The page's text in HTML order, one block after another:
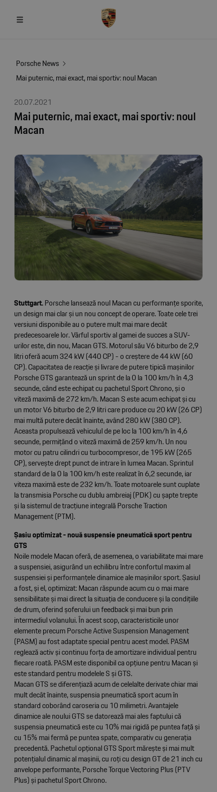
Porsche News
Mai puternic, mai exact, mai sportiv: noul Macan
20.07.2021
Mai puternic, mai exact, mai sportiv: noul
Macan
Stuttgart.Porsche lansează noul Macan cu performanțe sporite,
un design mai clar și un nou concept de operare. Toate cele trei
versiuni disponibile au o putere mult mai mare decât
predecesoarele lor. Vârful sportiv al gamei de succes a SUV-
urilor este, din nou, Macan GTS. Motorul său V6 biturbo de 2,9
litri oferă acum 324 kW (440 CP) - o creștere de 44 kW (60
CP). Capacitatea de reacție și livrare de putere tipică mașinilor
Porsche GTS garantează un sprint de la 0 la 100 km/h în 4,3
secunde, când este echipat cu pachetul Sport Chrono, și o
viteză maximă de 272 km/h. Macan S este acum echipat și cu
un motor V6 biturbo de 2,9 litri care produce cu 20 kW (26 CP)
mai multă putere decât înainte, având 280 kW (380 CP).
Aceasta propulsează vehiculul de pe loc la 100 km/h în 4,6
secunde, permițând o viteză maximă de 259 km/h. Un nou
motor cu patru cilindri cu turbocompresor, de 195 kW (265
CP), servește drept punct de intrare în lumea Macan. Sprintul
standard de la 0 la 100 km/h este realizat în 6,2 secunde, iar
viteza maximă este de 232 km/h. Toate motoarele sunt cuplate
la transmisia Porsche cu dublu ambreiaj (PDK) cu șapte trepte
și la sistemul de tracțiune integrală Porsche Traction
Management (PTM).
Șasiu optimizat - nouă suspensie pneumatică sport pentru
GTS
Noile modele Macan oferă, de asemenea, o variabilitate mai mare
a suspensiei, asigurând un echilibru între confortul maxim al
suspensiei și performanțele dinamice ale mașinilor sport. Șasiul
a fost, și el, optimizat: Macan răspunde acum cu o mai mare
sensibilitate și mai direct la situația de conducere și la condițiile
de drum, oferind șoferului un feedback și mai bun prin
intermediul volanului. În acest scop, caracteristicile unor
elemente precum Porsche Active Suspension Management
(PASM) au fost adaptate special pentru acest model. PASM
reglează activ și continuu forța de amortizare individual pentru
fiecare roată. PASM este disponibil ca opțiune pentru Macan și
este standard pentru modelele S și GTS.
Macan GTS se diferențiază acum de celelalte derivate chiar mai
mult decât înainte, suspensia pneumatică sport acum în
standard coborând caroseria cu 10 milimetri. Avantajele
dinamice ale noului GTS se datorează mai ales faptului că
suspensia pneumatică este cu 10% mai rigidă pe puntea față și
cu 15% mai fermă pe puntea spate, comparativ cu generația
precedentă. Pachetul opțional GTS Sport mărește și mai mult
potențialul dinamic al mașinii, cu roți cu design GT de 21 inch cu
anvelope performante, Porsche Torque Vectoring Plus (PTV
Plus) și pachetul Sport Chrono.